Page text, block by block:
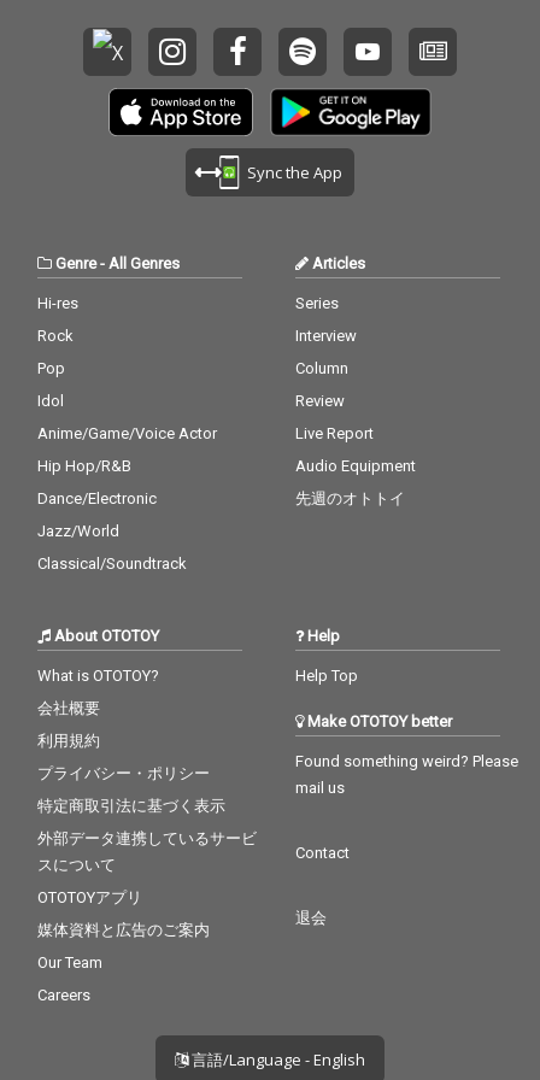
Sync the App
Genre- All Genres
Hi-res
Rock
Pop
Idol
Anime/Game/Voice Actor
Hip Hop/R&B
Dance/Electronic
Jazz/World
Classical/Soundtrack
Articles
Series
Interview
Column
Review
Live Report
Audio Equipment
先週のオトトイ
About OTOTOY
What is OTOTOY?
会社概要
利用規約
プライバシー・ポリシー
特定商取引法に基づく表示
外部データ連携しているサービ
スについて
OTOTOYアプリ
媒体資料と広告のご案内
Our Team
Careers
Help
Help Top
Make OTOTOY better
Found something weird? Please
mail us
Contact
退会
言語/Language - English